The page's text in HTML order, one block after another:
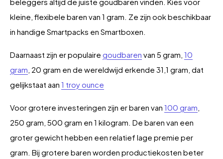
kleine, flexibele baren van 1 gram. Ze zijn ook beschikbaar
in handige Smartpacks en Smartboxen.
Daarnaast zijn er populaire goudbaren van 5 gram, 10
gram, 20 gram en de wereldwijd erkende 31,1 gram, dat
gelijkstaat aan 1 troy ounce
Voor grotere investeringen zijn er baren van 100 gram,
250 gram, 500 gram en 1 kilogram. De baren van een
groter gewicht hebben een relatief lage premie per
gram. Bij grotere baren worden productiekosten beter